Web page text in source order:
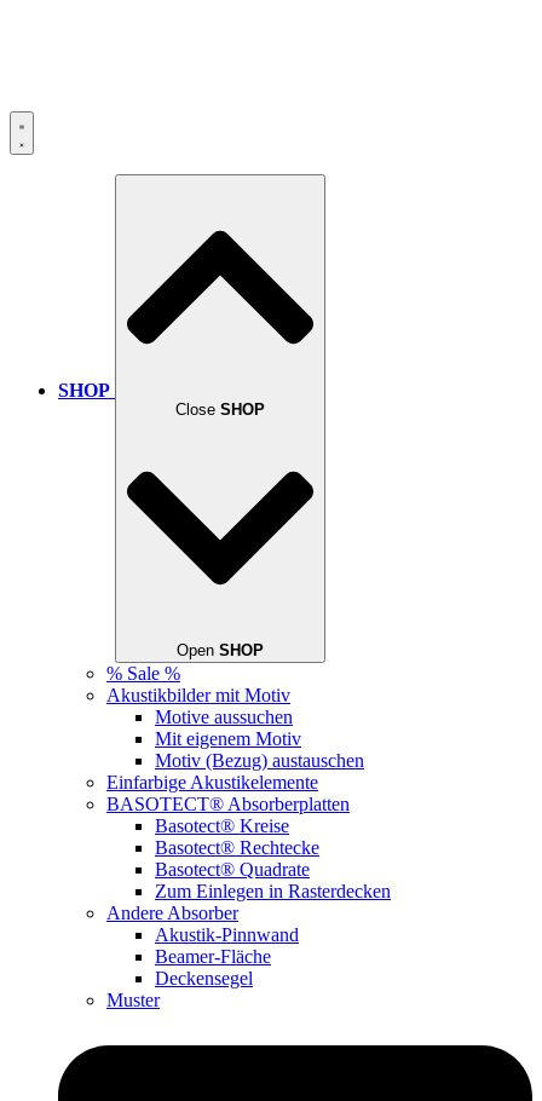
SHOP
Close SHOP
Open SHOP
% Sale %
Akustikbilder mit Motiv
Motive aussuchen
Mit eigenem Motiv
Motiv (Bezug) austauschen
Einfarbige Akustikelemente
BASOTECT® Absorberplatten
Basotect® Kreise
Basotect® Rechtecke
Basotect® Quadrate
Zum Einlegen in Rasterdecken
Andere Absorber
Akustik-Pinnwand
Beamer-Fläche
Deckensegel
Muster